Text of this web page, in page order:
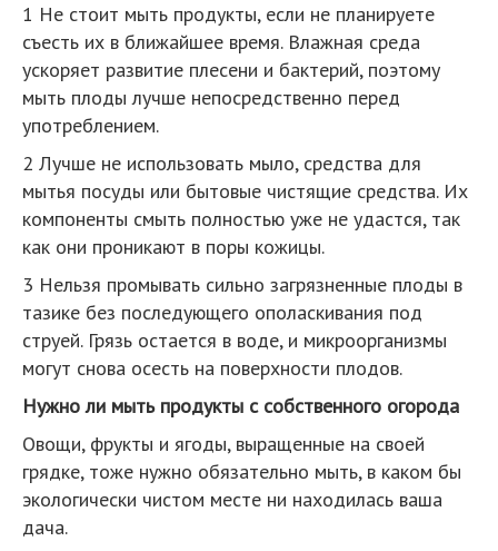
1 Не стоит мыть продукты, если не планируете
съесть их в ближайшее время. Влажная среда
ускоряет развитие плесени и бактерий, поэтому
мыть плоды лучше непосредственно перед
употреблением.
2 Лучше не использовать мыло, средства для
мытья посуды или бытовые чистящие средства. Их
компоненты смыть полностью уже не удастся, так
как они проникают в поры кожицы.
3 Нельзя промывать сильно загрязненные плоды в
тазике без последующего ополаскивания под
струей. Грязь остается в воде, и микроорганизмы
могут снова осесть на поверхности плодов.
Нужно ли мыть продукты с собственного огорода
Овощи, фрукты и ягоды, выращенные на своей
грядке, тоже нужно обязательно мыть, в каком бы
экологически чистом месте ни находилась ваша
дача.